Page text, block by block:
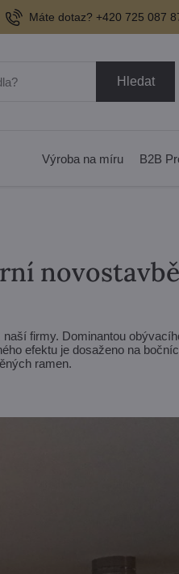
Máte dotaz? +420 725 087
Hledat
Výroba na míru B2B
novostavbě
firmy. Dominantou
efektu je dosaženo na
ramen.